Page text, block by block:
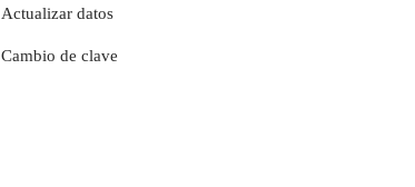
Actualizar datos
Cambio de clave